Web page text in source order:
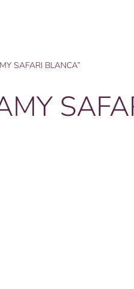
SAFARI BLANCA”